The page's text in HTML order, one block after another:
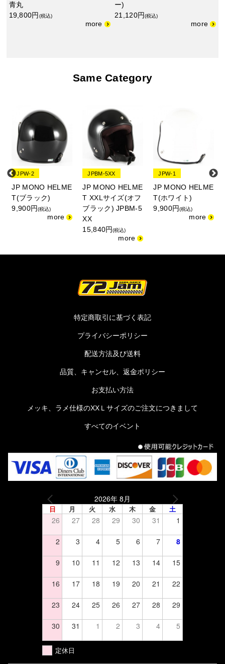
青丸
19,800円 (税込)
ー)
21,120円(税込)
Same Category
JPW-2
JP MONO HELME
T(ブラック)
9,900円(税込)
JPBM-5XX
JP MONO HELME
T XXLサイズ(オフ
ブラック) JPBM-5
XX
15,840円(税込)
JPW-1
JP MONO HELME
T(ホワイト)
9,900円(税込)
特定商取引に基づく表記
プライバシーポリシー
配送方法及び送料
品質、キャンセル、返金ポリシー
お支払い方法
メッキ、ラメ仕様のXXＬサイズのご注文につきまして
すべてのイベント
2026年 8月
日 月 火 水 木 金 土
26 27 28 29 30 31 1
2 3 4 5 6 7 8
9 10 11 12 13 14 15
16 17 18 19 20 21 22
23 24 25 26 27 28 29
30 31 1 2 3 4 5
定休日